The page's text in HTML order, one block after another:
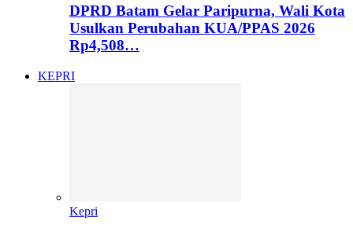
DPRD Batam Gelar Paripurna, Wali Kota
Usulkan Perubahan KUA/PPAS 2026
Rp4,508…
KEPRI
Kepri